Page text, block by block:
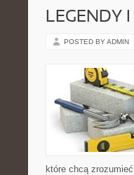
LEGENDY
POSTED BY ADMIN
które chcą